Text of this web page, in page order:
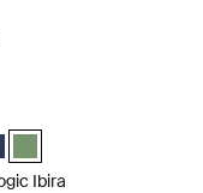
(selected)
GreenIbira Laptop Sleeve
Logic Ibira Laptop
Case Logic Ibira Laptop
Ibira